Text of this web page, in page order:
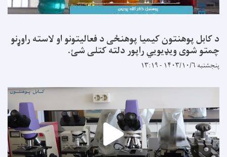
د کابل پوهنتون کیمیا پوهنځی د فعالیتونو او لاسته راوړنو
چمتو شوی ویډیویي راپور دلته کتلی شئ.
پنجشنبه ۱۴۰۳/۱۰/۶ - ۱۳:۱۹